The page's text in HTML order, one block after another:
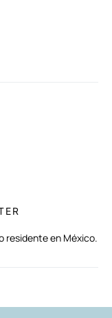
residente en México.